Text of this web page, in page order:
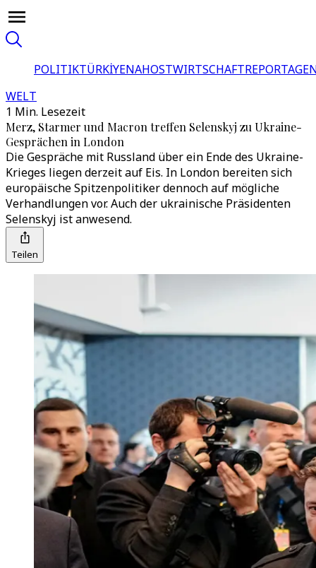
POLITIKTÜRKİYENAHOSTWIRTSCHAFT
WELT
1 Min. Lesezeit
Merz, Starmer und Macron treffen Selenskyj zu Ukraine-
Gesprächen in London
Die Gespräche mit Russland über ein Ende des Ukraine-
Krieges liegen derzeit auf Eis. In London bereiten sich
europäische Spitzenpolitiker dennoch auf mögliche
Verhandlungen vor. Auch der ukrainische Präsidenten
Selenskyj ist anwesend.
Teilen